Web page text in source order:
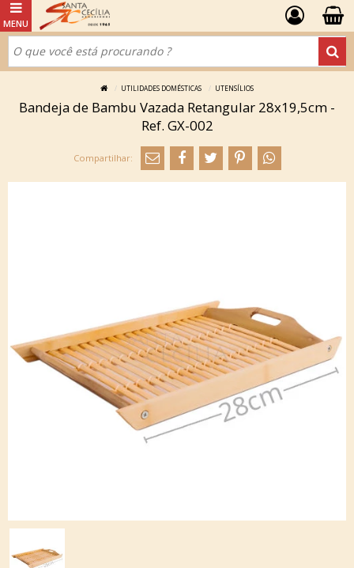
UTILIDADES DOMÉSTICAS UTENSÍLIOS
Bandeja de Bambu Vazada Retangular 28x19,5cm -
Ref. GX-002